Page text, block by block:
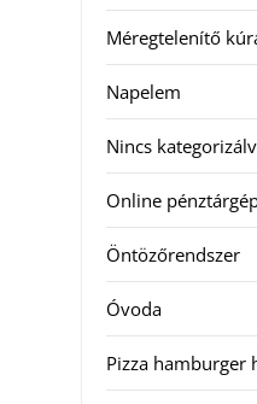
Méregtelenítő
Napelem
Nincs
Online
Öntözőrendszer
Óvoda
Pizza hamburger